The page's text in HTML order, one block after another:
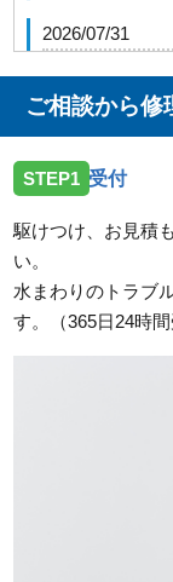
2026/07/31
いたしました
広島県広島市
広島県広島市
依頼でお伺い
広島県広島市
広島県広島市
ご相談から修
STEP1 受付
駆けつけ、お見積
い。
水まわりのトラブ
す。（365日24時間